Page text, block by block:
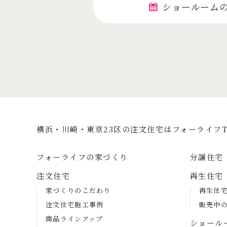
ショールーム
横浜・川崎・東京23区の注⽂住宅はフォーライフ
フォーライフの家づくり
注文住宅
家づくりのこだわり
注文住宅施工事例
商品ラインアップ
分譲住宅
再生住宅
再生住
販売中
ショール